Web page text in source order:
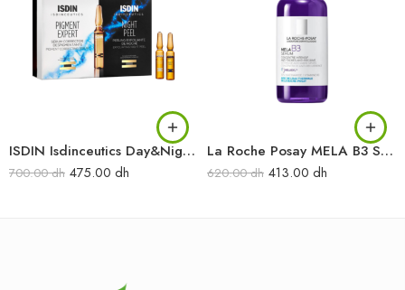
ISDIN Isdinceutics Day&Night Routine anti-taches Amp10+10
700.00dh 475.00 dh
La Roche Posay MELA B3 Sérum Concentré intensif Anti-taches Anti-récidive 30 ml
620.00dh 413.00 dh